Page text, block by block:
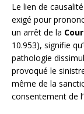
Le lien de
exigé pour
un arrêt de la
10.953), signifie
pathologie
provoqué le
même de la
consentement de